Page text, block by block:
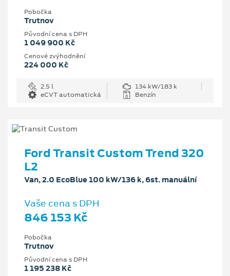
Pobočka
Trutnov
Původní cena s DPH
1 049 900 Kč
Cenové zvýhodnění
224 000 Kč
2.5 l
134 kW/183 k
eCVT automatická
Benzín
Ford Transit Custom Trend 320
L2
Van, 2.0 EcoBlue 100 kW/136 k, 6st. manuální
Vaše cena s DPH
846 153 Kč
Pobočka
Trutnov
Původní cena s DPH
1 195 238 Kč